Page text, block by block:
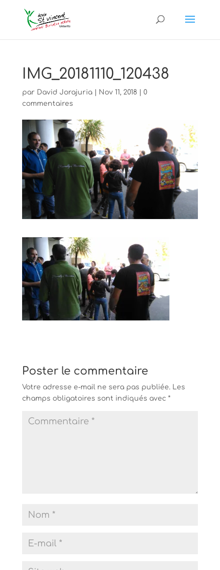
IMG_20181110_120438
par David Jorajuria| Nov 11, 2018| 0
commentaires
Poster le commentaire
Votre adresse e-mail ne sera pas publiée. Les
champs obligatoires sont indiqués avec *